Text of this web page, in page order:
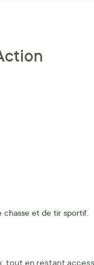
et de tir sportif.
tout en restant